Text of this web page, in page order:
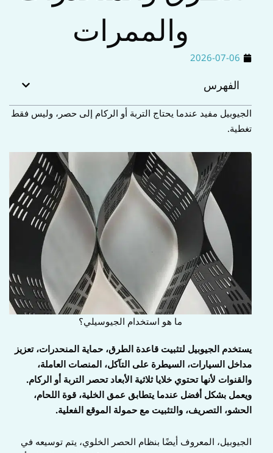
والممرات
2026-07-06
الفهرس
الجيوبيل مفيد عندما يحتاج التربة أو الركام إلى حصر، وليس فقط
تغطية.
ما هو استخدام الجيوسيلي؟
يستخدم الجيوبيل لتثبيت قاعدة الطرق، حماية المنحدرات، تعزيز
مداخل السيارات، السيطرة على التآكل، المنصات العاملة،
والقنوات لأنها تحتوي خلايا ثلاثية الأبعاد تحصر التربة أو الركام.
ويعمل بشكل أفضل عندما يتطابق عمق الخلية، قوة اللحام،
الحشو، التصريف، والتثبيت مع حمولة الموقع الفعلية.
الجيوبيل، المعروف أيضًا بنظام الحصر الخلوي، يتم توسيعه في